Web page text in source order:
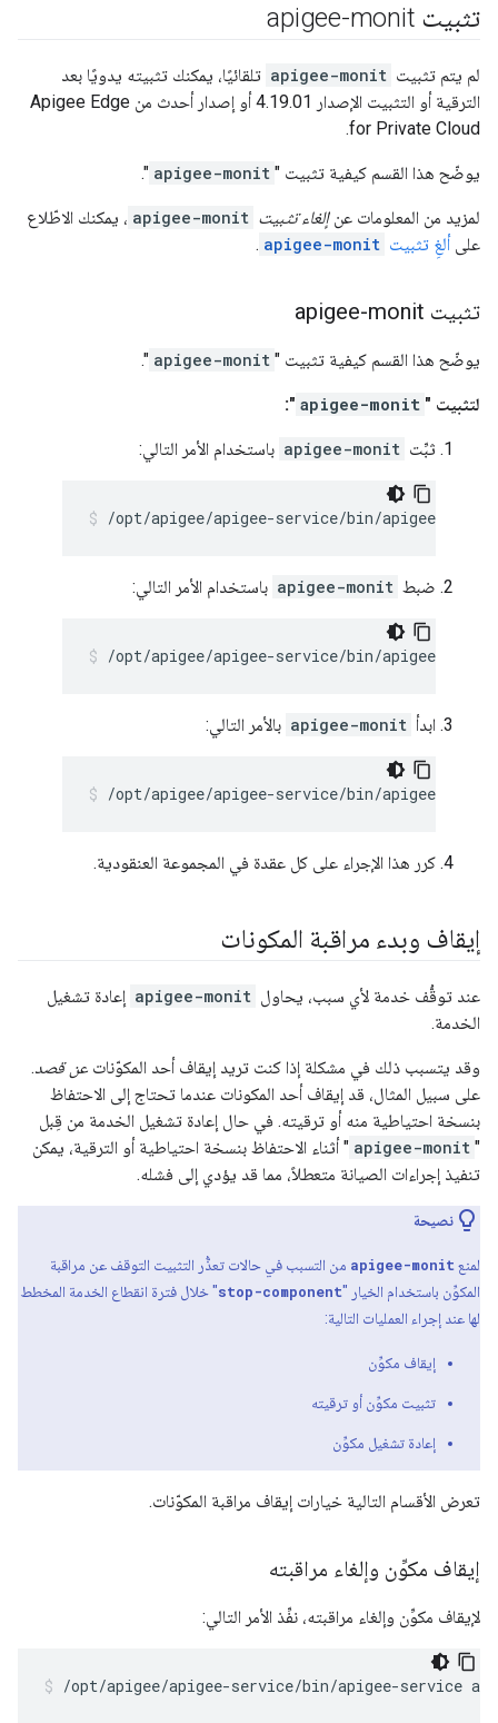
تثبيت apigee-monit
لم يتم تثبيت apigee-monit تلقائيًا، يمكنك تثبيته يدويًا بعد
الترقية أو التثبيت الإصدار 4.19.01 أو إصدار أحدث من Apigee Edge
for Private Cloud.
يوضّح هذا القسم كيفية تثبيت " apigee-monit
".
لمزيد من المعلومات عنإلغاء تثبيت apigee-monit ، يمكنك الاطّلاع
علىألغِ تثبيت apigee-monit
.
تثبيت apigee-monit
يوضّح هذا القسم كيفية تثبيت " apigee-monit
".
لتثبيت " apigee-monit
":
ثبِّت apigee-monit باستخدام الأمر التالي:
/opt/apigee/apigee-service/bin/apigee-
ضبط apigee-monit باستخدام الأمر التالي:
/opt/apigee/apigee-service/bin/apigee-
ابدأ apigee-monit بالأمر التالي:
/opt/apigee/apigee-service/bin/apigee-
كرر هذا الإجراء على كل عقدة في المجموعة العنقودية.
إيقاف وبدء مراقبة المكونات
عند توقُّف خدمة لأي سبب، يحاول apigee-monit إعادة تشغيل
الخدمة.
وقد يتسبب ذلك في مشكلة إذا كنت تريد إيقاف أحد المكوّنات عن قصد.
على سبيل المثال، قد إيقاف أحد المكونات عندما تحتاج إلى الاحتفاظ
بنسخة احتياطية منه أو ترقيته. في حال إعادة تشغيل الخدمة من قِبل
"
apigee-monit " أثناء الاحتفاظ بنسخة احتياطية أو الترقية، يمكن
تنفيذ إجراءات الصيانة متعطلاً، مما قد يؤدي إلى فشله.
نصيحة
لمنع apigee-monit من التسبب في حالات تعذُّر التثبيت التوقف عن مراقبة
المكوِّن باستخدام الخيار "stop-component" خلال فترة انقطاع الخدمة المخطط
لها عند إجراء العمليات التالية:
إيقاف مكوِّن
تثبيت مكوِّن أو ترقيته
إعادة تشغيل مكوِّن
تعرض الأقسام التالية خيارات إيقاف مراقبة المكوّنات.
إيقاف مكوِّن وإلغاء مراقبته
لإيقاف مكوِّن وإلغاء مراقبته، نفِّذ الأمر التالي:
/opt/apigee/apigee-service/bin/apigee-service